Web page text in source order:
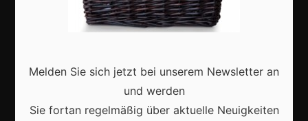
Webshops
Melden Sie sich jetzt bei unserem Newsletter an
und werden
Sie fortan regelmäßig über aktuelle Neuigkeiten